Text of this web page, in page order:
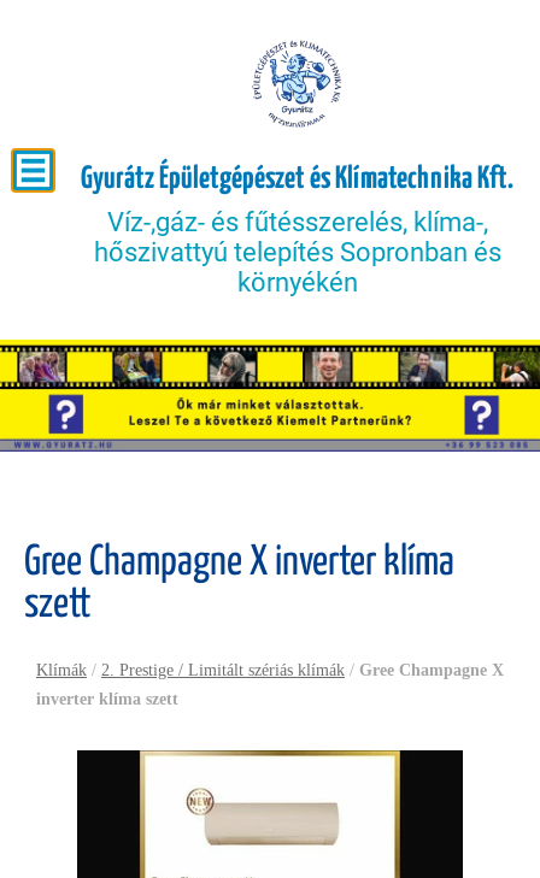
Gyurátz Épületgépészet és Klímatechnika Kft.
Víz-,gáz- és fűtésszerelés, klíma-,
hőszivattyú telepítés Sopronban és
környékén
Gree Champagne X inverter klíma
szett
Klímák / 2. Prestige / Limitált szériás klímák / Gree Champagne X
inverter klíma szett